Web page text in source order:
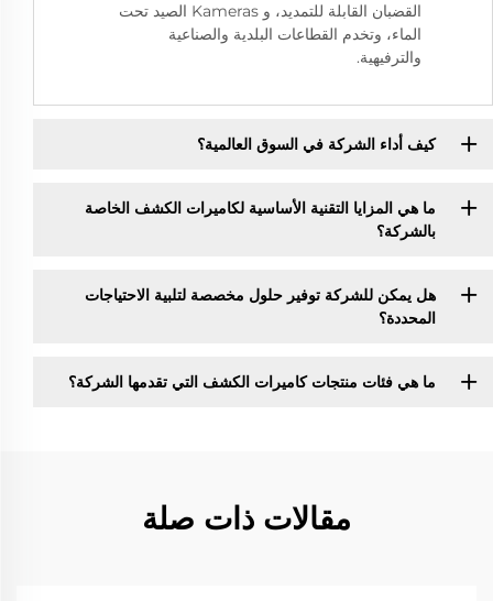
القضبان القابلة للتمديد، و Kameras الصيد تحت
الماء، وتخدم القطاعات البلدية والصناعية
والترفيهية.
كيف أداء الشركة في السوق العالمية؟
ما هي المزايا التقنية الأساسية لكاميرات الكشف الخاصة
بالشركة؟
هل يمكن للشركة توفير حلول مخصصة لتلبية الاحتياجات
المحددة؟
ما هي فئات منتجات كاميرات الكشف التي تقدمها الشركة؟
مقالات ذات صلة